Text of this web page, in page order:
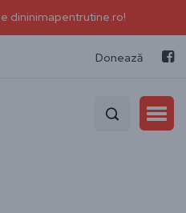
dininimapentrutine.ro!
Donează